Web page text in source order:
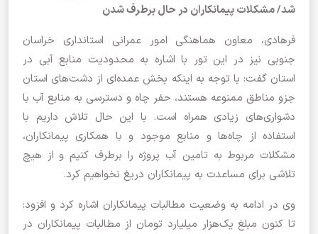
شد/ مشکلات پیمانکاران در حال برطرف شدن
فرهادی، معاون هماهنگی امور عمرانی استانداری خراسان
جنوبی نیز در این تور با اشاره به محدودیت منابع آبی در
استان گفت: با توجه به اینکه بخش عمده‌ای از دشت‌های استان
جزو مناطق ممنوعه هستند، حفر چاه و دسترسی به منابع آب با
دشواری‌های زیادی همراه است. با این حال تلاش داریم با
استفاده از چاه‌ها و منابع موجود و با همکاری پیمانکاران،
مشکلات مربوط به تامین آب پروژه را برطرف کنیم و از هیچ
تلاشی برای مساعدت به پیمانکاران دریغ نخواهیم کرد.
وی در ادامه به وضعیت مطالبات پیمانکاران اشاره کرد و افزود:
تا کنون مبلغ یک‌هزار میلیارد تومان از مطالبات پیمانکاران در